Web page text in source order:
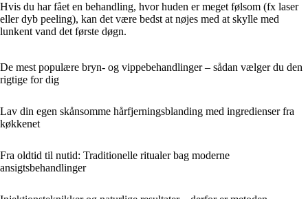
Hvis du har fået en behandling, hvor huden er meget følsom (fx laser
eller dyb peeling), kan det være bedst at nøjes med at skylle med
lunkent vand det første døgn.
De mest populære bryn- og vippebehandlinger – sådan vælger du den
rigtige for dig
Lav din egen skånsomme hårfjerningsblanding med ingredienser fra
køkkenet
Fra oldtid til nutid: Traditionelle ritualer bag moderne
ansigtsbehandlinger